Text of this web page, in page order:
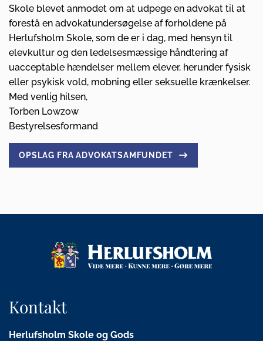
Skole blevet anmodet om at udpege en advokat til at
forestå en advokatundersøgelse af forholdene på
Herlufsholm Skole, som de er i dag, med hensyn til
elevkultur og den ledelsesmæssige håndtering af
uacceptable hændelser mellem elever, herunder fysisk
eller psykisk vold, mobning eller seksuelle krænkelser.
Med venlig hilsen,
Torben Lowzow
Bestyrelsesformand
OPSLAG FRA ADVOKATSAMFUNDET
Kontakt
Herlufsholm Skole og Gods